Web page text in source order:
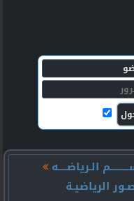
الـرياضــــه
الرياضيـة